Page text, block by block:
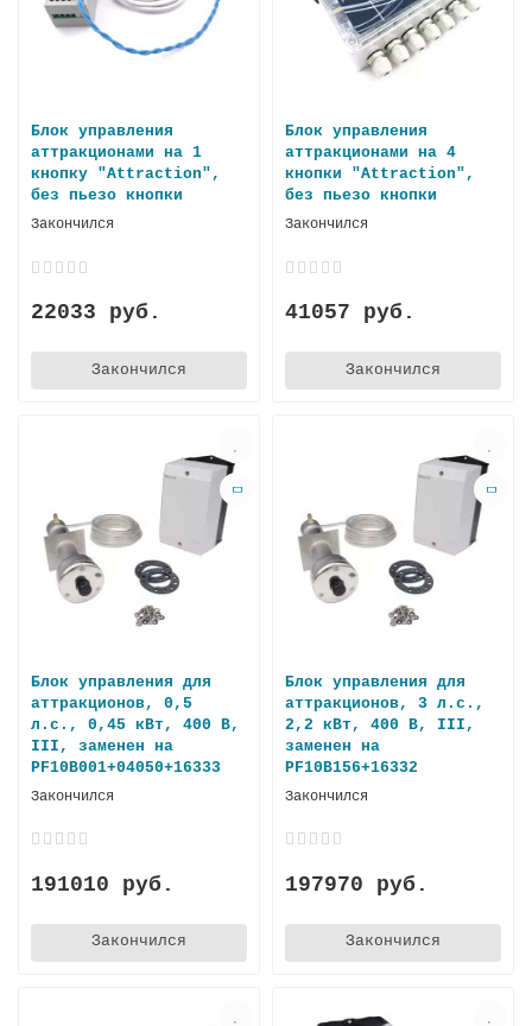
Блок управления
аттракционами на 1
кнопку "Attraction",
без пьезо кнопки
Закончился
22033 руб.
Закончился
Блок управления
аттракционами на 4
кнопки "Attraction",
без пьезо кнопки
Закончился
41057 руб.
Закончился
Блок управления для
аттракционов, 0,5
л.с., 0,45 кВт, 400 В,
III, заменен на
PF10B001+04050+16333
Закончился
191010 руб.
Закончился
Блок управления для
аттракционов, 3 л.с.,
2,2 кВт, 400 В, III,
заменен на
PF10B156+16332
Закончился
197970 руб.
Закончился